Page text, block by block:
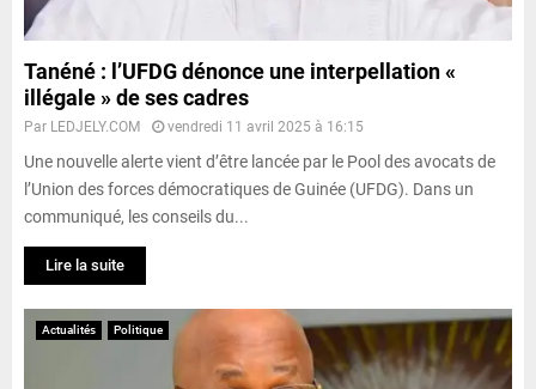
Tanéné : l’UFDG dénonce une interpellation «
illégale » de ses cadres
Par LEDJELY.COM vendredi 11 avril 2025 à 16:15
Une nouvelle alerte vient d’être lancée par le Pool des avocats de
l’Union des forces démocratiques de Guinée (UFDG). Dans un
communiqué, les conseils du...
Lire la suite
Actualités Politique